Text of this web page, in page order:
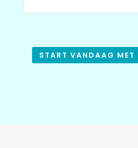
START VANDAAG MET